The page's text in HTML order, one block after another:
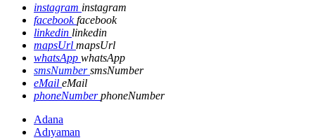
instagram instagram
facebookfacebook
linkedin linkedin
mapsUrl mapsUrl
whatsApp whatsApp
smsNumbersmsNumber
eMail eMail
phoneNumberphoneNumber
Adana
Adıyaman